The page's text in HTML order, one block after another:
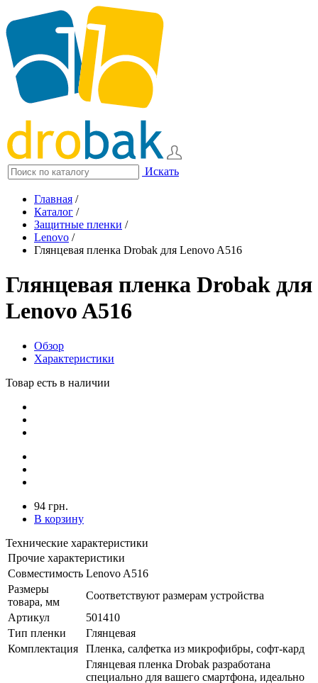
Искать
Главная /
Каталог /
Защитные пленки /
Lenovo /
Глянцевая пленка Drobak для Lenovo A516
Глянцевая пленка Drobak для
Lenovo A516
Обзор
Характеристики
Товар есть в наличии
94 грн.
В корзину
Технические характеристики
Прочие характеристики
Совместимость Lenovo A516
Размеры
товара, мм
Соответствуют размерам устройства
Артикул
501410
Тип пленки
Глянцевая
Комплектация
Пленка, салфетка из микрофибры, софт-кард
Глянцевая пленка Drobak разработана
специально для вашего смартфона, идеально